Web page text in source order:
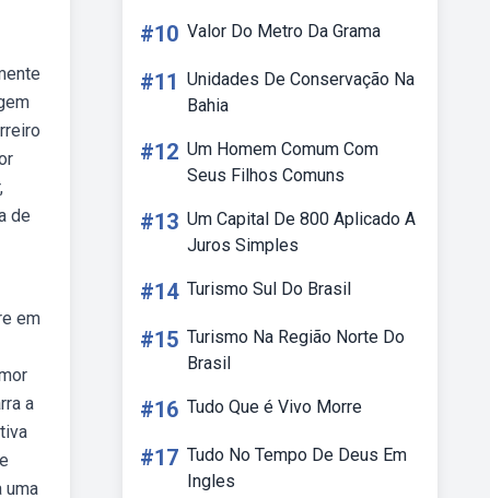
de
em
a
uma
#10 Valor Do Metro Da Grama
#11 Unidades De Conservação Na
Bahia
#12 Um Homem Comum Com
Seus Filhos Comuns
#13 Um Capital De 800 Aplicado A
Juros Simples
#14 Turismo Sul Do Brasil
#15 Turismo Na Região Norte Do
Brasil
#16 Tudo Que é Vivo Morre
#17 Tudo No Tempo De Deus Em
Ingles